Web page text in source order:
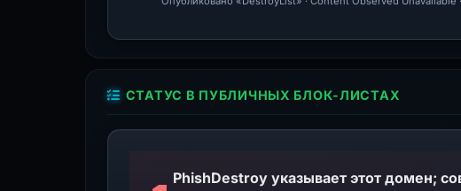
СТАТУС В ПУБЛИЧНЫХ БЛОК-ЛИСТАХ
PhishDestroy указывает этот домен;